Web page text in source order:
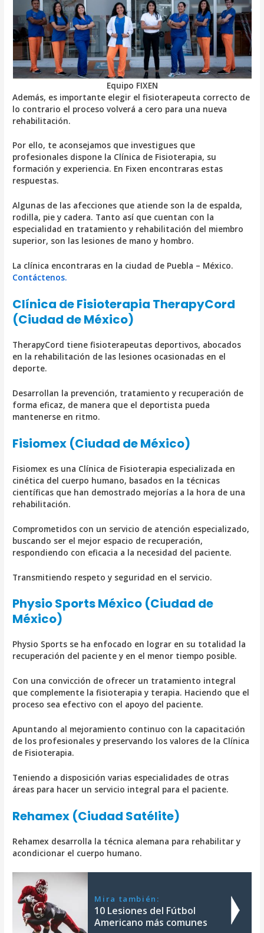
Equipo FIXEN
Además, es importante elegir el fisioterapeuta correcto de
lo contrario el proceso volverá a cero para una nueva
rehabilitación.
Por ello, te aconsejamos que investigues que
profesionales dispone la Clínica de Fisioterapia, su
formación y experiencia. En Fixen encontraras estas
respuestas.
Algunas de las afecciones que atiende son la de espalda,
rodilla, pie y cadera. Tanto así que cuentan con la
especialidad en tratamiento y rehabilitación del miembro
superior, son las lesiones de mano y hombro.
La clínica encontraras en la ciudad de Puebla – México.
Contáctenos.
Clínica de Fisioterapia TherapyCord
(Ciudad de México)
TherapyCord tiene fisioterapeutas deportivos, abocados
en la rehabilitación de las lesiones ocasionadas en el
deporte.
Desarrollan la prevención, tratamiento y recuperación de
forma eficaz, de manera que el deportista pueda
mantenerse en ritmo.
Fisiomex (Ciudad de México)
Fisiomex es una Clínica de Fisioterapia especializada en
cinética del cuerpo humano, basados en la técnicas
científicas que han demostrado mejorías a la hora de una
rehabilitación.
Comprometidos con un servicio de atención especializado,
buscando ser el mejor espacio de recuperación,
respondiendo con eficacia a la necesidad del paciente.
Transmitiendo respeto y seguridad en el servicio.
Physio Sports México (Ciudad de
México)
Physio Sports se ha enfocado en lograr en su totalidad la
recuperación del paciente y en el menor tiempo posible.
Con una convicción de ofrecer un tratamiento integral
que complemente la fisioterapia y terapia. Haciendo que el
proceso sea efectivo con el apoyo del paciente.
Apuntando al mejoramiento continuo con la capacitación
de los profesionales y preservando los valores de la Clínica
de Fisioterapia.
Teniendo a disposición varias especialidades de otras
áreas para hacer un servicio integral para el paciente.
Rehamex (Ciudad Satélite)
Rehamex desarrolla la técnica alemana para rehabilitar y
acondicionar el cuerpo humano.
Mira también:
10 Lesiones del Fútbol
Americano más comunes